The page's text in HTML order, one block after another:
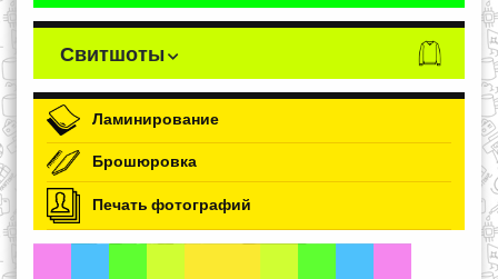
Свитшоты
Ламинирование
Брошюровка
Печать фотографий